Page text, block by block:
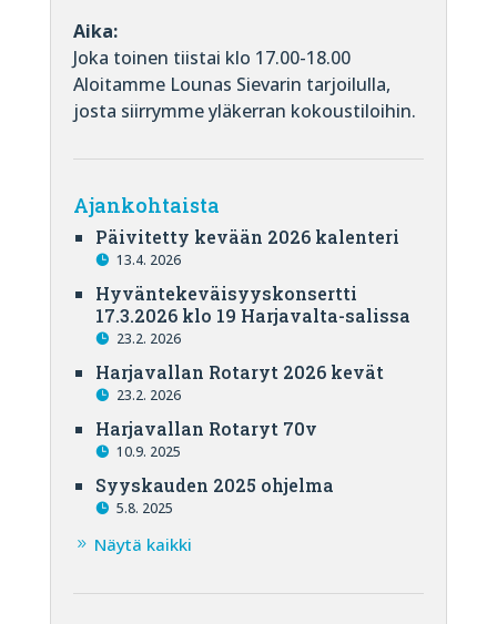
Aika:
Joka toinen tiistai klo 17.00-18.00
Aloitamme Lounas Sievarin tarjoilulla,
josta siirrymme yläkerran kokoustiloihin.
Ajankohtaista
Päivitetty kevään 2026 kalenteri
13.4. 2026
Hyväntekeväisyyskonsertti
17.3.2026 klo 19 Harjavalta-salissa
23.2. 2026
Harjavallan Rotaryt 2026 kevät
23.2. 2026
Harjavallan Rotaryt 70v
10.9. 2025
Syyskauden 2025 ohjelma
5.8. 2025
Näytä kaikki